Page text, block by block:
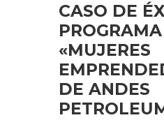
CASO DE
PROGRAMA
«MUJERES
DE ANDES